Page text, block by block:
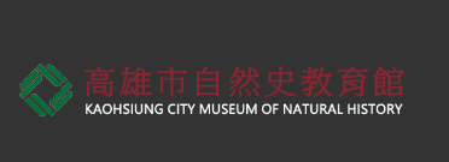
高雄市自然史教育館
網頁導覽